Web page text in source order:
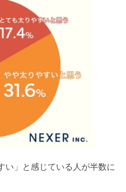
い」と感じている人が半数に